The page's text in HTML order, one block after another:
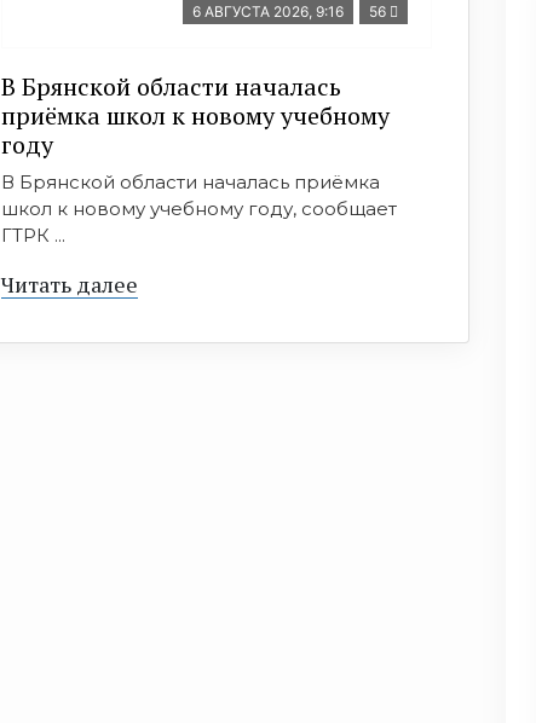
6 АВГУСТА 2026, 9:16 56
В Брянской области началась
приёмка школ к новому учебному
году
В Брянской области началась приёмка
школ к новому учебному году, сообщает
ГТРК ...
Читать далее